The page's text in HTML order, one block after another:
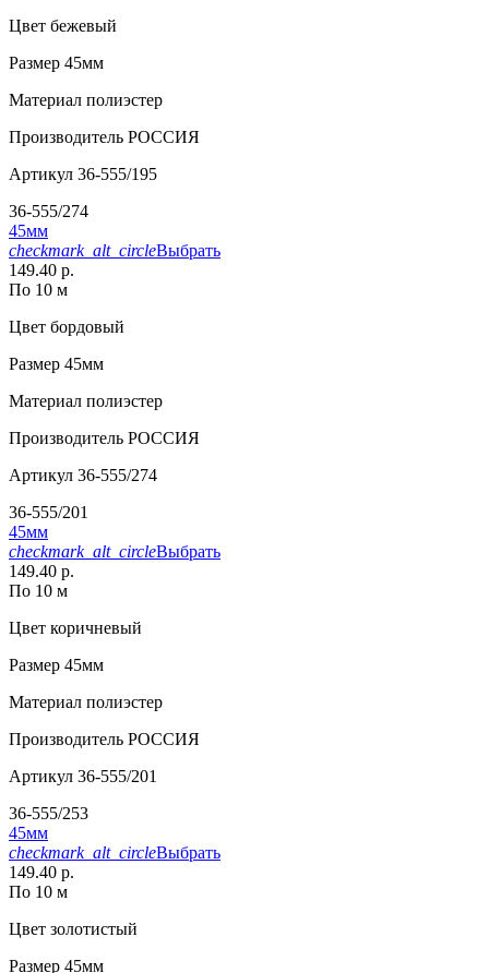
Цвет бежевый
Размер 45мм
Материал полиэстер
Производитель РОССИЯ
Артикул 36-555/195
36-555/274
45мм
checkmark_alt_circleВыбрать
149.40 р.
По 10 м
Цвет бордовый
Размер 45мм
Материал полиэстер
Производитель РОССИЯ
Артикул 36-555/274
36-555/201
45мм
checkmark_alt_circleВыбрать
149.40 р.
По 10 м
Цвет коричневый
Размер 45мм
Материал полиэстер
Производитель РОССИЯ
Артикул 36-555/201
36-555/253
45мм
checkmark_alt_circleВыбрать
149.40 р.
По 10 м
Цвет золотистый
Размер 45мм